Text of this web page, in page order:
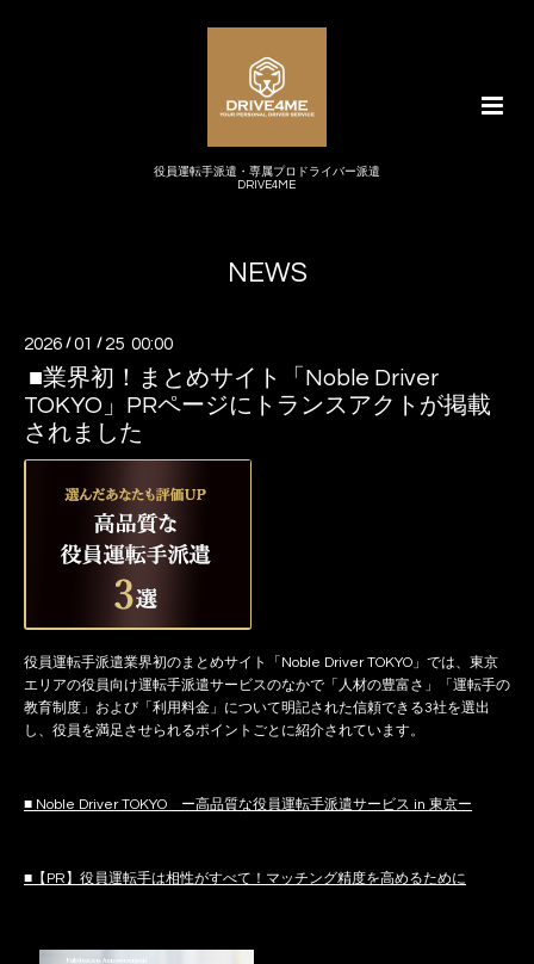
役員運転手派遣・専属プロドライバー派遣
DRIVE4ME
NEWS
2026 /01 / 25 00:00
■業界初！まとめサイト「Noble Driver
TOKYO」PRページにトランスアクトが掲載
されました
役員運転手派遣業界初のまとめサイト「Noble Driver TOKYO」では、東京
エリアの役員向け運転手派遣サービスのなかで「人材の豊富さ」「運転手の
教育制度」および「利用料金」について明記された信頼できる3社を選出
し、役員を満足させられるポイントごとに紹介されています。
■ Noble Driver TOKYO ー高品質な役員運転手派遣サービス in 東京ー
■【PR】役員運転手は相性がすべて！マッチング精度を高めるために